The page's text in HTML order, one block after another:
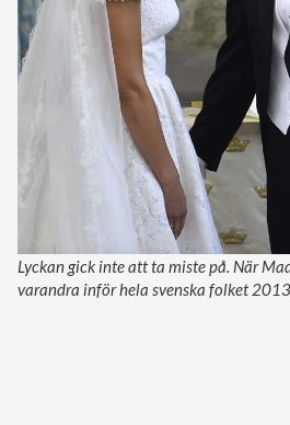
Lyckan gick inte att ta miste på. När
varandra inför hela svenska folket